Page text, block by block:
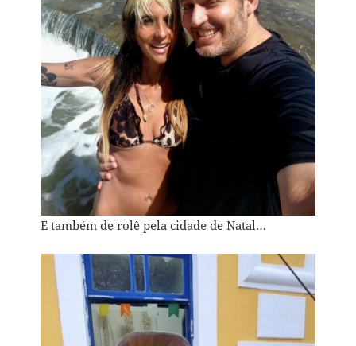
E também de rolê pela cidade de Natal…